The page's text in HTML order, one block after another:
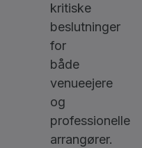
kritiske
beslutninger
for
både
venueejere
og
professionelle
arrangører.